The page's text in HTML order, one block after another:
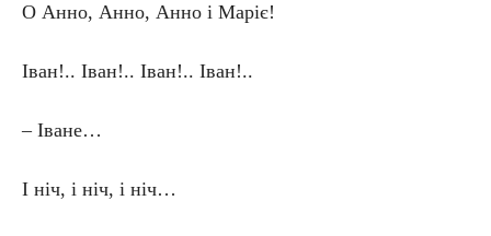
О Анно, Анно, Анно і Маріє!
Іван!.. Іван!.. Іван!.. Іван!..
– Іване…
І ніч, і ніч, і ніч…